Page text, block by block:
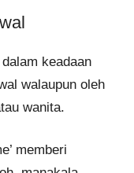
keadaan
walaupun oleh
wanita.
memberi